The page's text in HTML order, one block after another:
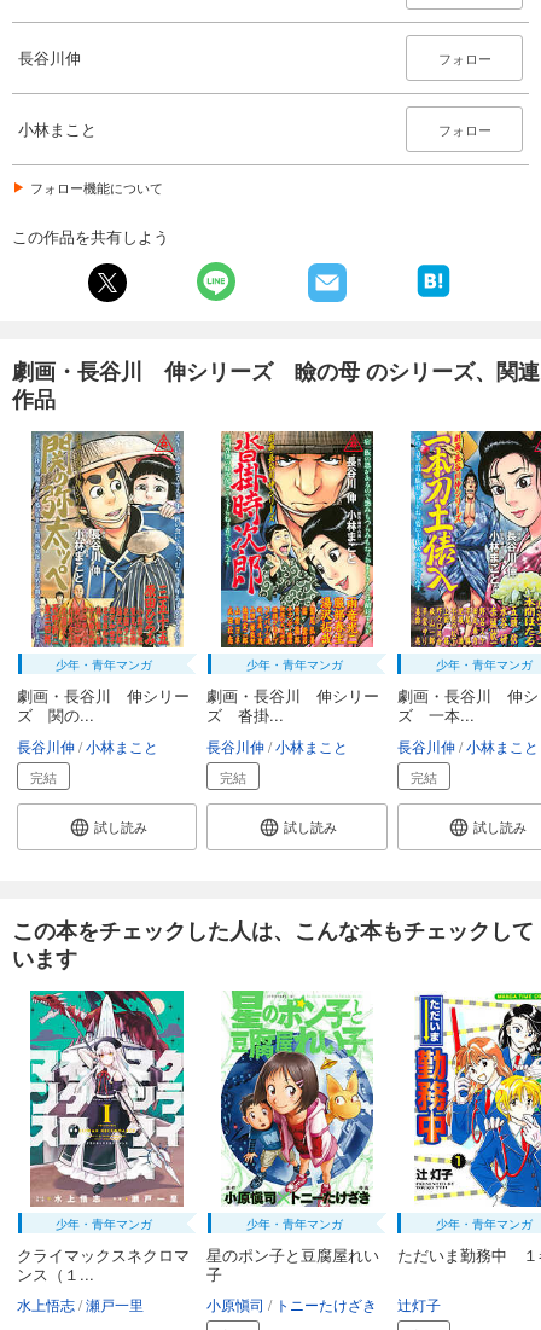
長谷川伸 フォロー
小林まこと フォロー
フォロー機能について
この作品を共有しよう
劇画・長谷川 伸シリーズ 瞼の母 のシリーズ、関連
作品
少年・青年マンガ
劇画・長谷川 伸シリー
ズ 関の...
長谷川伸 小林まこと
完結
試し読み
少年・青年マンガ
劇画・長谷川 伸シリー
ズ 沓掛...
長谷川伸 小林まこと
完結
試し読み
少年・青年マンガ
劇画・長谷川 伸シ
ズ 一本...
長谷川伸 小林まこと
完結
試し読み
この本をチェックした人は、こんな本もチェックして
います
少年・青年マンガ
クライマックスネクロマ
ンス（１...
水上悟志 瀬戸一里
少年・青年マンガ
星のポン子と豆腐屋れい
子
小原愼司 トニーたけざき
少年・青年マンガ
ただいま勤務中 １
辻灯子